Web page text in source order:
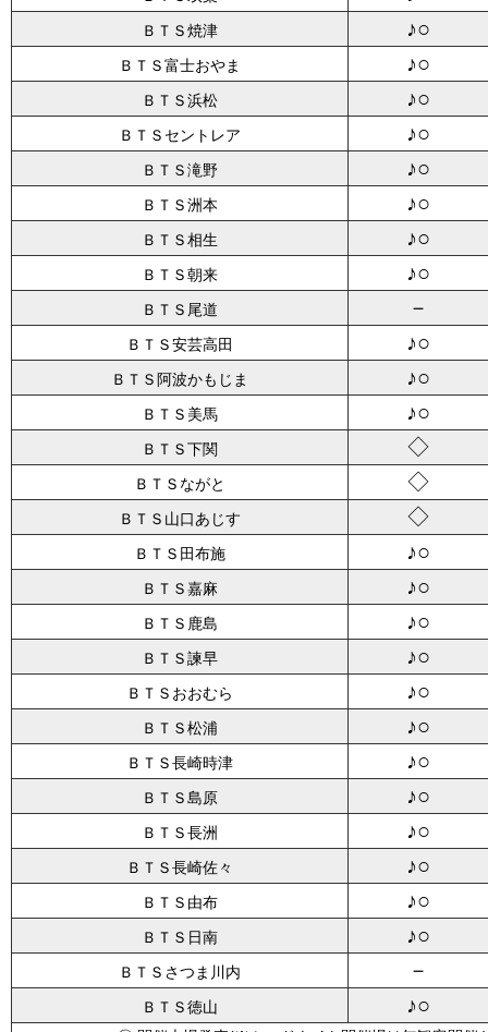
ＢＴＳ焼津 ♪○
ＢＴＳ富士おやま ♪○
ＢＴＳ浜松 ♪○
ＢＴＳセントレア ♪○
ＢＴＳ滝野 ♪○
ＢＴＳ洲本 ♪○
ＢＴＳ相生 ♪○
ＢＴＳ朝来 ♪○
ＢＴＳ尾道 －
ＢＴＳ安芸高田 ♪○
ＢＴＳ阿波かもじま ♪○
ＢＴＳ美馬 ♪○
ＢＴＳ下関 ◇
ＢＴＳながと ◇
ＢＴＳ山口あじす ◇
ＢＴＳ田布施 ♪○
ＢＴＳ嘉麻 ♪○
ＢＴＳ鹿島 ♪○
ＢＴＳ諫早 ♪○
ＢＴＳおおむら ♪○
ＢＴＳ松浦 ♪○
ＢＴＳ長崎時津 ♪○
ＢＴＳ島原 ♪○
ＢＴＳ長洲 ♪○
ＢＴＳ長崎佐々 ♪○
ＢＴＳ由布 ♪○
ＢＴＳ日南 ♪○
ＢＴＳさつま川内 －
ＢＴＳ徳山 ♪○